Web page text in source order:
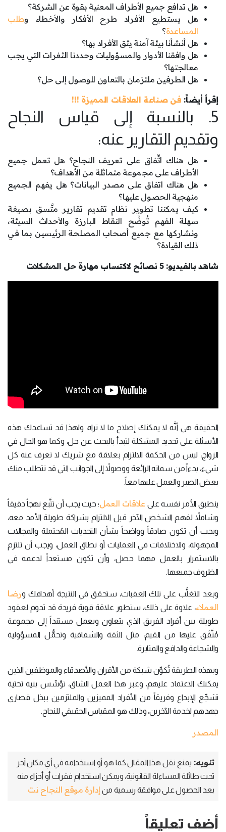
هل تدافع جميع الأطراف المعنية بقوة عن الشركة؟
هل يستطيع الأفراد طرح الأفكار والأخطاء وطلب
المساعدة؟
هل أنشأنا بيئة آمنة يثق الأفراد بها؟
هل وافقنا الأدوار والمسؤوليات وحددنا الثغرات التي يجب
معالجتها؟
هل الطرفين ملتزمان بالتعاون للوصول إلى حل؟
إقرأ أيضاً: فن صناعة العلاقات المميزة !!!
5. بالنسبة إلى قياس النجاح
وتقديم التقارير عنه:
هل هناك اتِّفاق على تعريف النجاح؟ هل تعمل جميع
الأطراف على مجموعة متماثلة من الأهداف؟
هل هناك اتفاق على مصدر البيانات؟ هل يفهم الجميع
منهجية الحصول عليها؟
كيف يمكننا تطوير نظام تقديم تقارير متَّسق بصيغة
سهلة الفهم تُوضِّح النقاط البارزة والأحداث السيئة،
ونشاركها مع جميع أصحاب المصلحة الرئيسين بما في
ذلك القيادة؟
شاهد بالفيديو: 5 نصائح لاكتساب مهارة حل المشكلات
الحقيقة هي أنَّه لا يمكنك إصلاح ما لا تراه، ولهذا قد تساعدك هذه
الأسئلة على تحديد المشكلة لتبدأ بالبحث عن حل، وكما هو الحال في
الزواج، ليس من الحكمة الالتزام بعلاقة مع شريك لا تعرف عنه كل
شيء، بدءاً من سماته الرائعة ووصولاً إلى الجوانب التي قد تتطلب منك
بعض الصبر والعمل عليها معاً.
ينطبق الأمر نفسه على علاقات العمل؛ حيث يجب أن تتَّبع نهجاً دقيقاً
وشاملاً لفهم الشخص الآخر قبل الالتزام بشراكة طويلة الأمد معه،
ويجب أن تكون صادقاً وواضحاً بشأن التحديات المُحتملة والمجالات
المجهولة، والاختلافات في العمليات أو نطاق العمل، ويجب أن تلتزم
بالاستمرار بالعمل مهما حصل، وأن تكون مستعداً لدعمه في
الظروف جميعها.
وبعد التغلُّب على تلك العقبات، ستحقق في النتيجة أهدافك ورضا
العملاء، علاوة على ذلك، ستطور علاقة قوية فريدة قد تدوم لعقود
طويلة بين أفراد الفريق الذي يتعاون ويعمل مستنداً إلى مجموعة
مُتَّفَق عليها من القيم، مثل الثقة والشفافية وتحمُّل المسؤولية
والشجاعة والدافع والمثابرة.
وبهذه الطريقة تُكوِّن شبكة من الأقران والأصدقاء والموظفين الذين
يمكنك الاعتماد عليهم، وعبر هذا العمل الشاق، تؤسِّس بنية تحتية
تشجِّع الإبداع وفريقاً من الأفراد المميزين والملتزمين ببذل قصارى
جهدهم لخدمة الآخرين، وذلك هو المقياس الحقيقي للنجاح.
المصدر
تنويه: يمنع نقل هذا المقال كما هو أو استخدامه في أي مكان آخر
تحت طائلة المساءلة القانونية، ويمكن استخدام فقرات أو أجزاء منه
بعد الحصول على موافقة رسمية من إدارة موقع النجاح نت
أضف تعليقاً